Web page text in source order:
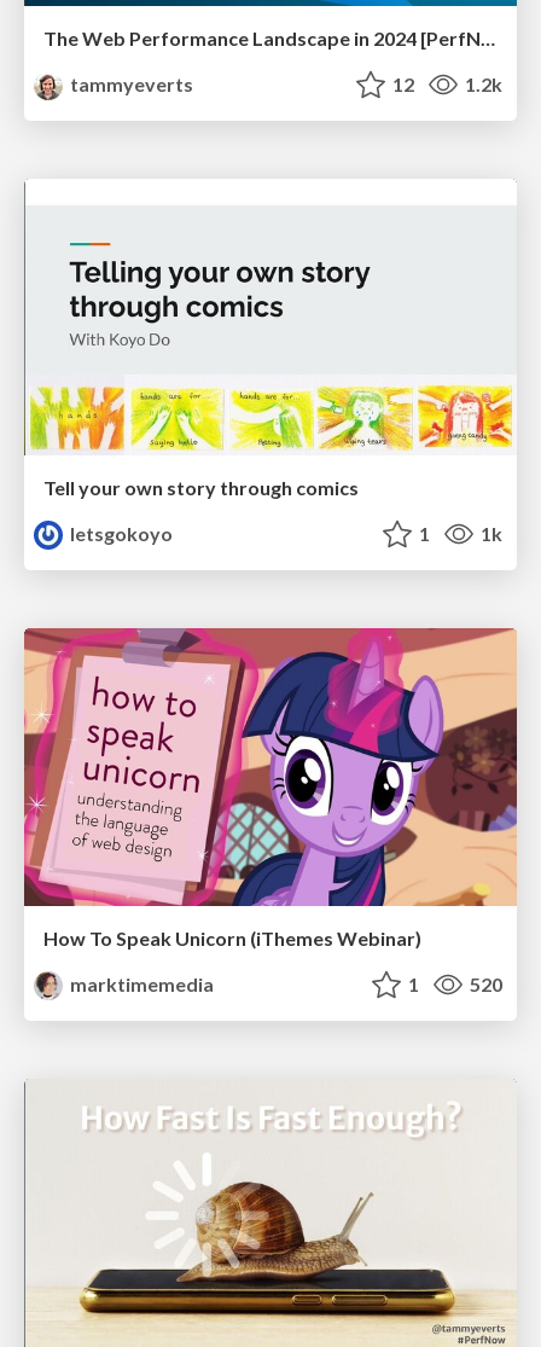
The Web Performance Landscape in 2024 [PerfNow 2024]
tammyeverts
12 1.2k
Tell your own story through comics
letsgokoyo
1 1k
How To Speak Unicorn (iThemes Webinar)
marktimemedia
1 520